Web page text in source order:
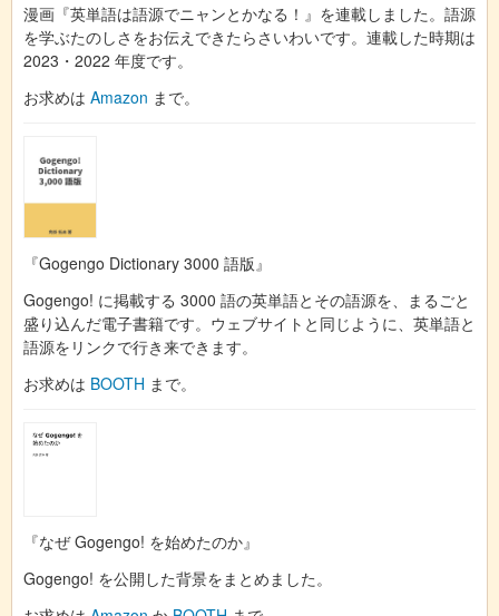
漫画『英単語は語源でニャンとかなる！』を連載しました。語源
を学ぶたのしさをお伝えできたらさいわいです。連載した時期は
2023・2022 年度です。
お求めは Amazon まで。
『Gogengo Dictionary 3000 語版』
Gogengo! に掲載する 3000 語の英単語とその語源を、まるごと
盛り込んだ電子書籍です。ウェブサイトと同じように、英単語と
語源をリンクで行き来できます。
お求めは BOOTH まで。
『なぜ Gogengo! を始めたのか』
Gogengo! を公開した背景をまとめました。